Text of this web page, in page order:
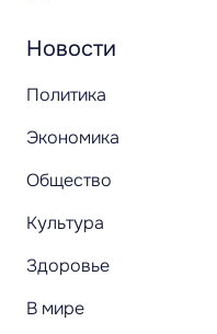
Новости
Политика
Экономика
Общество
Культура
Здоровье
В мире